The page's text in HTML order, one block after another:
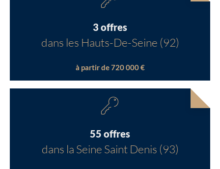
3 offres
dans les Hauts-De-Seine (92)
à partir de 720 000 €
55 offres
dans la Seine Saint Denis (93)